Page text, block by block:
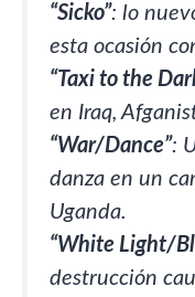
“Sicko”: lo
esta ocasión
“Taxi to the
en Iraq,
“War/Dance”:
danza en un
Uganda.
“White Light/
destrucción